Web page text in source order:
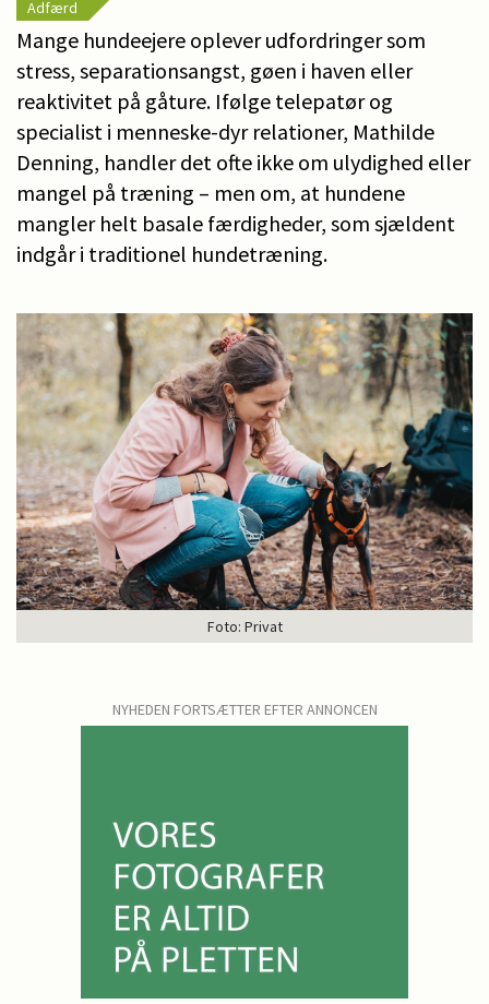
Adfærd
Mange hundeejere oplever udfordringer som
stress, separationsangst, gøen i haven eller
reaktivitet på gåture. Ifølge telepatør og
specialist i menneske-dyr relationer, Mathilde
Denning, handler det ofte ikke om ulydighed eller
mangel på træning – men om, at hundene
mangler helt basale færdigheder, som sjældent
indgår i traditionel hundetræning.
Foto: Privat
NYHEDEN FORTSÆTTER EFTER ANNONCEN